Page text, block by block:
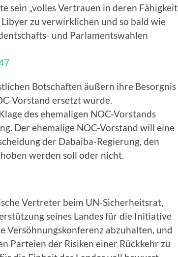
sein „volles Vertrauen in deren Fähigkeit
zu verwirklichen und so bald wie
und Parlamentswahlen
Botschaften äußern ihre Besorgnis
Vorstand ersetzt wurde.
des ehemaligen NOC-Vorstands
Der ehemalige NOC-Vorstand will eine
der Dabaiba-Regierung, den
werden soll oder nicht.
Vertreter beim UN-Sicherheitsrat,
seines Landes für die Initiative
Versöhnungskonferenz abzuhalten, und
Parteien der Risiken einer Rückkehr zu